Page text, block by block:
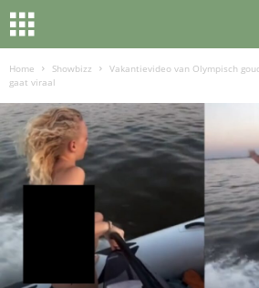
Home Showbizz
Vakantievideo van Olympisch
gaat viraal